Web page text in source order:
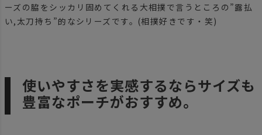
ーズの脇をシッカリ固めてくれる大相撲で言うところの”露払
い,太刀持ち”的なシリーズです。(相撲好きです・笑)
使いやすさを実感するならサイズも
豊富なポーチがおすすめ。